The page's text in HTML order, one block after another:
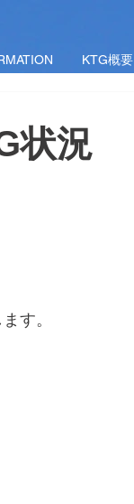
KTG概要
状況
す。